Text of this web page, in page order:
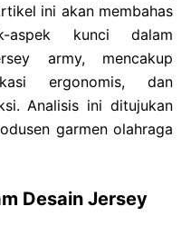
ini akan membahas
aspek kunci dalam
army, mencakup
ergonomis, dan
Analisis ini ditujukan
garmen olahraga
Desain Jersey